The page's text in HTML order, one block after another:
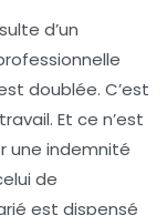
d’un
doublée. C’est
Et ce n’est
une indemnité
de
est dispensé